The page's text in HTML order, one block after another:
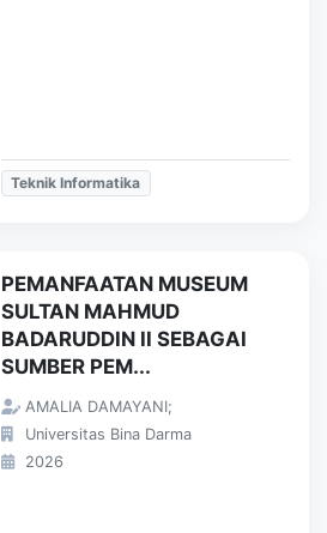
Teknik Informatika
PEMANFAATAN MUSEUM
SULTAN MAHMUD
BADARUDDIN II SEBAGAI
SUMBER PEM...
AMALIA DAMAYANI;
Universitas Bina Darma
2026